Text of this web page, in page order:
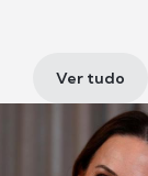
Ver tudo